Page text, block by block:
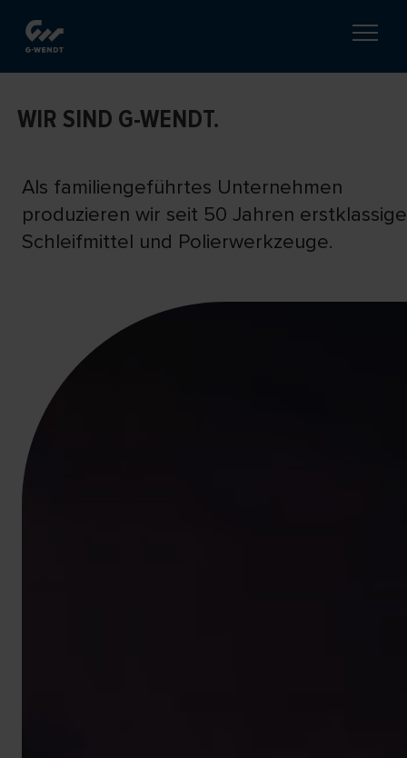
WIR SIND G-WENDT.
Als familiengeführtes Unternehmen
produzieren wir seit 50 Jahren erstklassige
Schleifmittel und Polierwerkzeuge.